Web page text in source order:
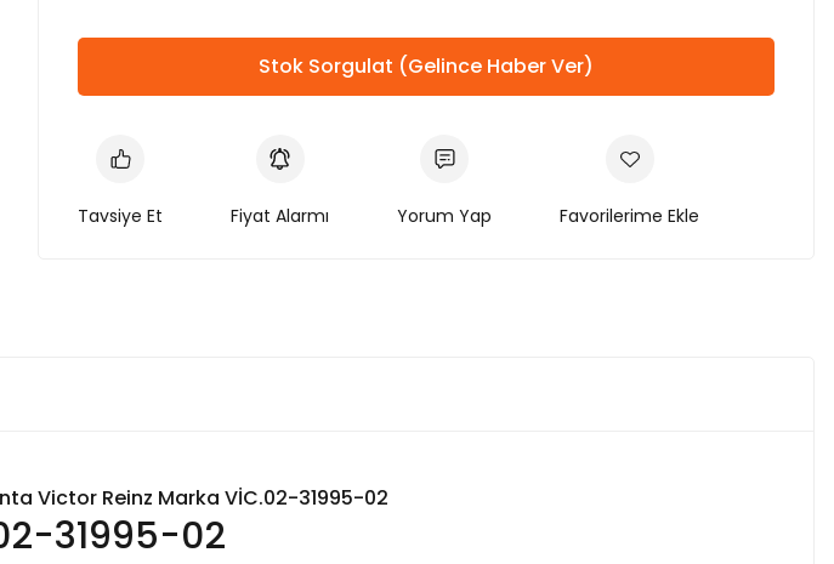
Stok Sorgulat (Gelince Haber Ver)
Tavsiye Et Fiyat Alarmı Yorum Yap
Victor Reinz Marka VİC.02-31995-02
31995-02